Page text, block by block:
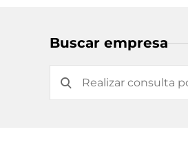
Buscar empresa